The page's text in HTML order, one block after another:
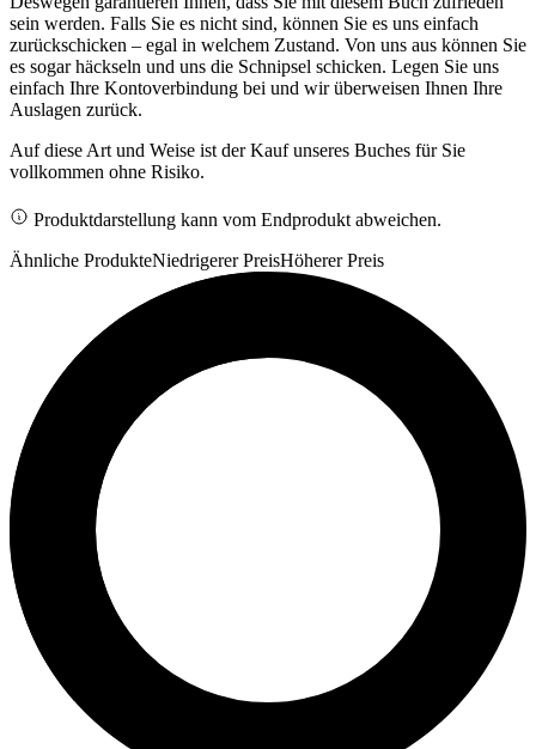
sein werden. Falls Sie es nicht sind, können Sie es uns einfach
zurückschicken – egal in welchem Zustand. Von uns aus können Sie
es sogar häckseln und uns die Schnipsel schicken. Legen Sie uns
einfach Ihre Kontoverbindung bei und wir überweisen Ihnen Ihre
Auslagen zurück.
Auf diese Art und Weise ist der Kauf unseres Buches für Sie
vollkommen ohne Risiko.
Produktdarstellung kann vom Endprodukt abweichen.
Ähnliche ProdukteNiedrigerer PreisHöherer Preis